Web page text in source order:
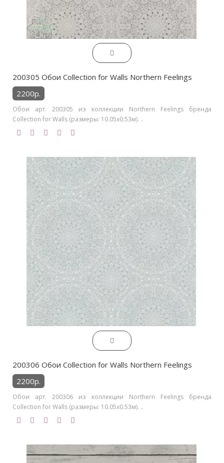
200305 Обои Collection for Walls Northern Feelings
2200р.
Обои арт. 200305 из коллекции Northern Feelings бренда
Collection for Walls (размеры: 10.05х0.53м). ..
200306 Обои Collection for Walls Northern Feelings
2200р.
Обои арт. 200306 из коллекции Northern Feelings бренда
Collection for Walls (размеры: 10.05х0.53м). ..